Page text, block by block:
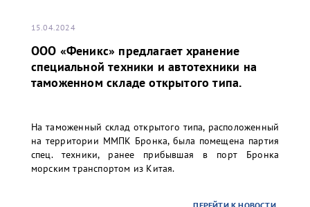
15.04.2024
ООО «Феникс» предлагает хранение
специальной техники и автотехники на
таможенном складе открытого типа.
На таможенный склад открытого типа, расположенный
на территории ММПК Бронка, была помещена партия
спец. техники, ранее прибывшая в порт Бронка
морским транспортом из Китая.